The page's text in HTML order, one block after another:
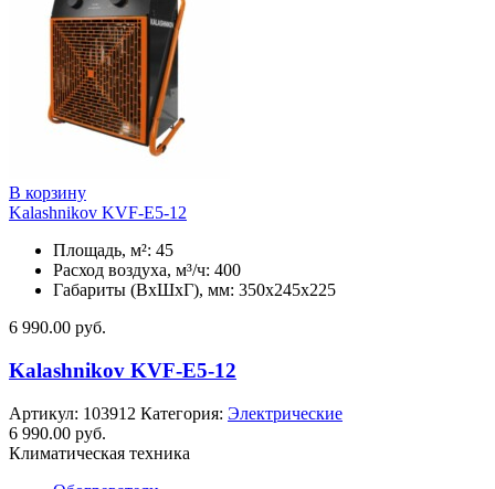
В корзину
Kalashnikov KVF-E5-12
Площадь, м²: 45
Расход воздуха, м³/ч: 400
Габариты (ВхШхГ), мм: 350x245x225
6 990.00 руб.
Kalashnikov KVF-E5-12
Артикул: 103912 Категория: Электрические
6 990.00 руб.
Климатическая техника